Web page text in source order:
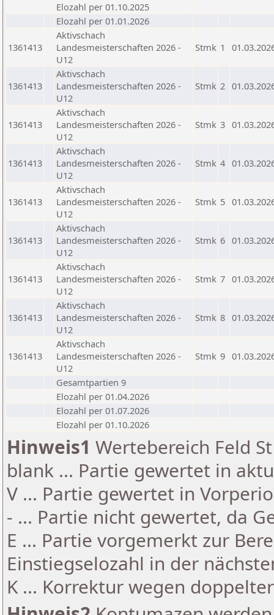
Elozahl per 01.10.2025
Elozahl per 01.01.2026
1361413
Aktivschach
Landesmeisterschaften 2026 -
U12
Stmk 1
1361413
Aktivschach
Landesmeisterschaften 2026 -
U12
Stmk 2
1361413
Aktivschach
Landesmeisterschaften 2026 -
U12
Stmk 3
1361413
Aktivschach
Landesmeisterschaften 2026 -
U12
Stmk 4
1361413
Aktivschach
Landesmeisterschaften 2026 -
U12
Stmk 5
1361413
Aktivschach
Landesmeisterschaften 2026 -
U12
Stmk 6
1361413
Aktivschach
Landesmeisterschaften 2026 -
U12
Stmk 7
1361413
Aktivschach
Landesmeisterschaften 2026 -
U12
Stmk 8
1361413
Aktivschach
Landesmeisterschaften 2026 -
U12
Stmk 9
Gesamtpartien 9
Elozahl per 01.04.2026
Elozahl per 01.07.2026
Elozahl per 01.10.2026
Hinweis1 Wertebereich Feld
blank ... Partie gewertet in
V ... Partie gewertet in
- ... Partie nicht gewertet, da
E ... Partie vorgemerkt zur
Einstiegselozahl in der
K ... Korrektur wegen